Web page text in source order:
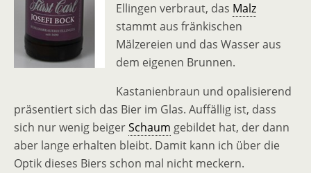
Ellingen verbraut, das Malz
stammt aus fränkischen
Mälzereien und das Wasser aus
dem eigenen Brunnen.
Kastanienbraun und opalisierend
präsentiert sich das Bier im Glas. Auffällig ist, dass
sich nur wenig beigerSchaum gebildet hat, der dann
aber lange erhalten bleibt. Damit kann ich über die
Optik dieses Biers schon mal nicht meckern.